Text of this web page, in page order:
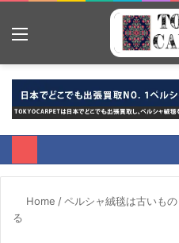
Home /ペルシャ絨毯は古いも
る